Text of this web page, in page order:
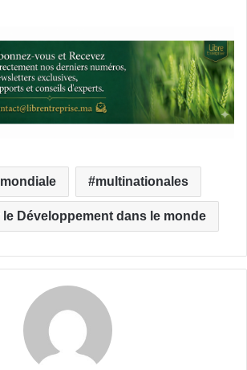
multinationales
Développement dans le monde